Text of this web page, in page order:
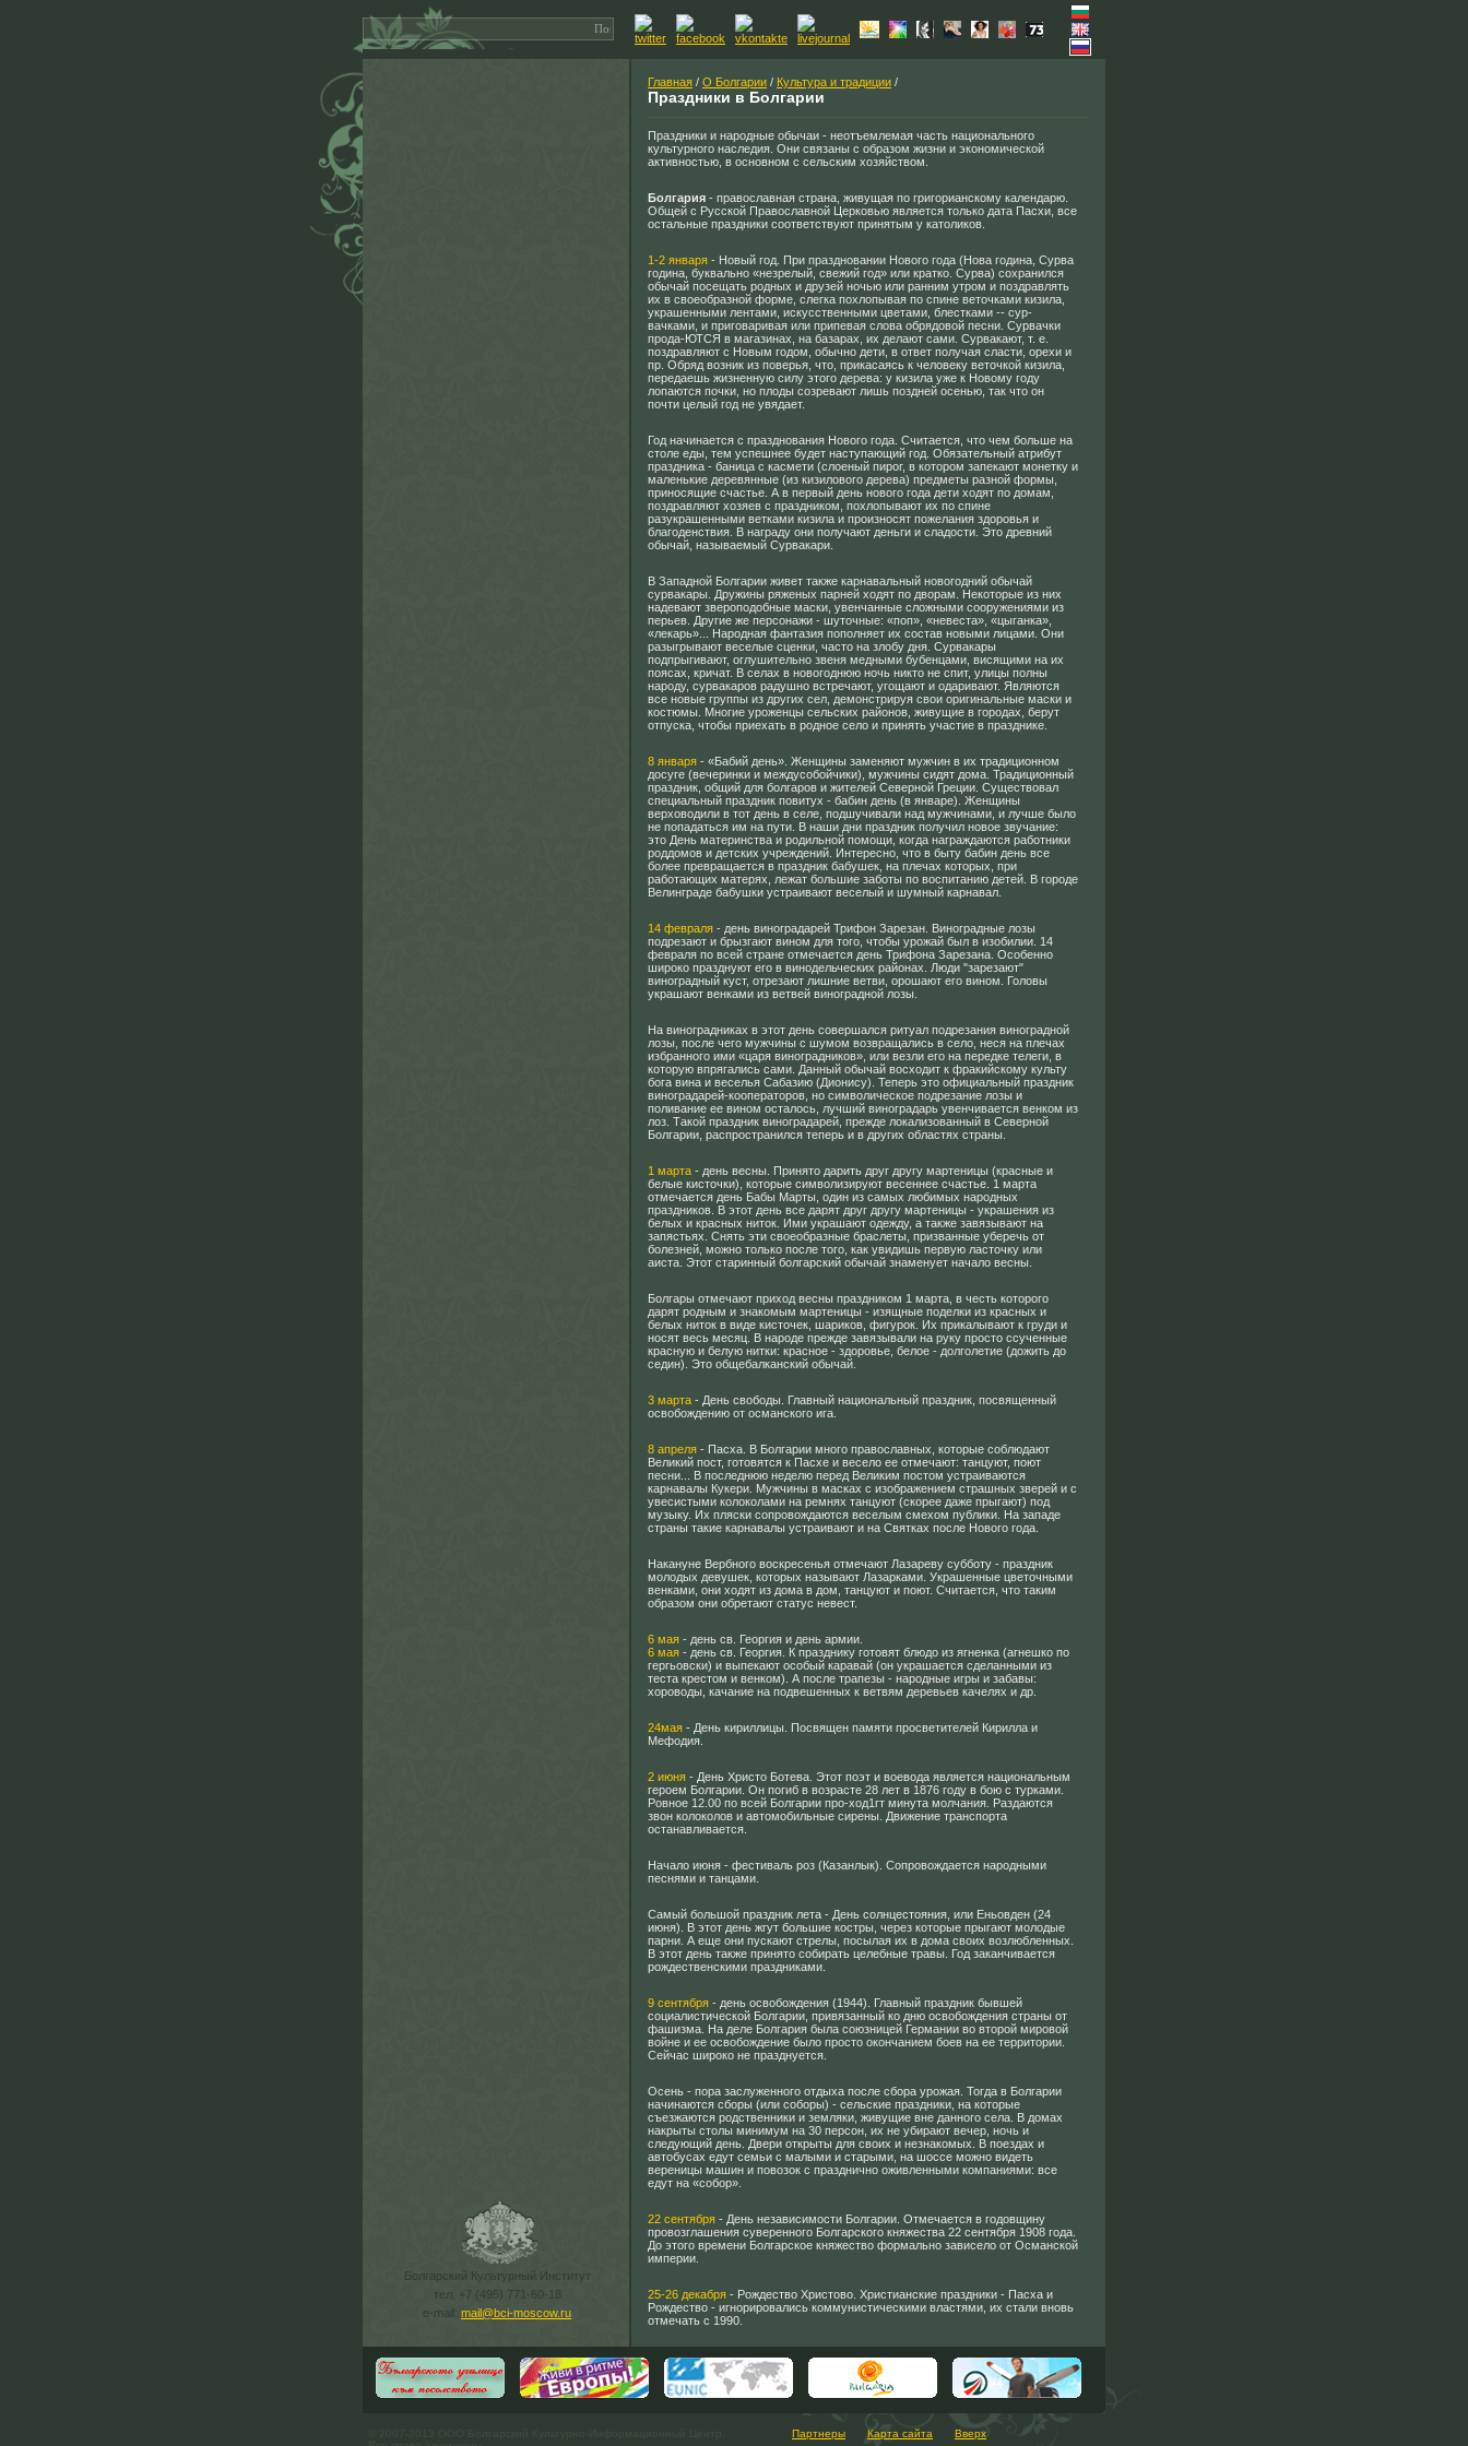
Болгарский Культурный Институт
тел. +7 (495) 771-60-18
e-mail: mail@bci-moscow.ru
Главная / О Болгарии / Культура и традиции /
Праздники в Болгарии
Праздники и народные обычаи - неотъемлемая часть национального
культурного наследия. Они связаны с образом жизни и экономической
активностью, в основном с сельским хозяйством.
Болгария - православная страна, живущая по григорианскому календарю.
Общей с Русской Православной Церковью является только дата Пасхи, все
остальные праздники соответствуют принятым у католиков.
1-2 января - Новый год. При праздновании Нового года (Нова година, Сурва
година, буквально «незрелый, свежий год» или кратко. Сурва) сохранился
обычай посещать родных и друзей ночью или ранним утром и поздравлять
их в своеобразной форме, слегка похлопывая по спине веточками кизила,
украшенными лентами, искусственными цветами, блестками -- сур-
вачками, и приговаривая или припевая слова обрядовой песни. Сурвачки
прода-ЮТСЯ в магазинах, на базарах, их делают сами. Сурвакают, т. е.
поздравляют с Новым годом, обычно дети, в ответ получая сласти, орехи и
пр. Обряд возник из поверья, что, прикасаясь к человеку веточкой кизила,
передаешь жизненную силу этого дерева: у кизила уже к Новому году
лопаются почки, но плоды созревают лишь поздней осенью, так что он
почти целый год не увядает.
Год начинается с празднования Нового года. Считается, что чем больше на
столе еды, тем успешнее будет наступающий год. Обязательный атрибут
праздника - баница с касмети (слоеный пирог, в котором запекают монетку и
маленькие деревянные (из кизилового дерева) предметы разной формы,
приносящие счастье. А в первый день нового года дети ходят по домам,
поздравляют хозяев с праздником, похлопывают их по спине
разукрашенными ветками кизила и произносят пожелания здоровья и
благоденствия. В награду они получают деньги и сладости. Это древний
обычай, называемый Сурвакари.
В Западной Болгарии живет также карнавальный новогодний обычай
сурвакары. Дружины ряженых парней ходят по дворам. Некоторые из них
надевают звероподобные маски, увенчанные сложными сооружениями из
перьев. Другие же персонажи - шуточные: «поп», «невеста», «цыганка»,
«лекарь»... Народная фантазия пополняет их состав новыми лицами. Они
разыгрывают веселые сценки, часто на злобу дня. Сурвакары
подпрыгивают, оглушительно звеня медными бубенцами, висящими на их
поясах, кричат. В селах в новогоднюю ночь никто не спит, улицы полны
народу, сурвакаров радушно встречают, угощают и одаривают. Являются
все новые группы из других сел, демонстрируя свои оригинальные маски и
костюмы. Многие уроженцы сельских районов, живущие в городах, берут
отпуска, чтобы приехать в родное село и принять участие в празднике.
8 января - «Бабий день». Женщины заменяют мужчин в их традиционном
досуге (вечеринки и междусобойчики), мужчины сидят дома. Традиционный
праздник, общий для болгаров и жителей Северной Греции. Существовал
специальный праздник повитух - бабин день (в январе). Женщины
верховодили в тот день в селе, подшучивали над мужчинами, и лучше было
не попадаться им на пути. В наши дни праздник получил новое звучание:
это День материнства и родильной помощи, когда награждаются работники
роддомов и детских учреждений. Интересно, что в быту бабин день все
более превращается в праздник бабушек, на плечах которых, при
работающих матерях, лежат большие заботы по воспитанию детей. В городе
Велинграде бабушки устраивают веселый и шумный карнавал.
14 февраля - день виноградарей Трифон Зарезан. Виноградные лозы
подрезают и брызгают вином для того, чтобы урожай был в изобилии. 14
февраля по всей стране отмечается день Трифона Зарезана. Особенно
широко празднуют его в винодельческих районах. Люди "зарезают"
виноградный куст, отрезают лишние ветви, орошают его вином. Головы
украшают венками из ветвей виноградной лозы.
На виноградниках в этот день совершался ритуал подрезания виноградной
лозы, после чего мужчины с шумом возвращались в село, неся на плечах
избранного ими «царя виноградников», или везли его на передке телеги, в
которую впрягались сами. Данный обычай восходит к фракийскому культу
бога вина и веселья Сабазию (Дионису). Теперь это официальный праздник
виноградарей-кооператоров, но символическое подрезание лозы и
поливание ее вином осталось, лучший виноградарь увенчивается венком из
лоз. Такой праздник виноградарей, прежде локализованный в Северной
Болгарии, распространился теперь и в других областях страны.
1 марта - день весны. Принято дарить друг другу мартеницы (красные и
белые кисточки), которые символизируют весеннее счастье. 1 марта
отмечается день Бабы Марты, один из самых любимых народных
праздников. В этот день все дарят друг другу мартеницы - украшения из
белых и красных ниток. Ими украшают одежду, а также завязывают на
запястьях. Снять эти своеобразные браслеты, призванные уберечь от
болезней, можно только после того, как увидишь первую ласточку или
аиста. Этот старинный болгарский обычай знаменует начало весны.
Болгары отмечают приход весны праздником 1 марта, в честь которого
дарят родным и знакомым мартеницы - изящные поделки из красных и
белых ниток в виде кисточек, шариков, фигурок. Их прикалывают к груди и
носят весь месяц. В народе прежде завязывали на руку просто ссученные
красную и белую нитки: красное - здоровье, белое - долголетие (дожить до
седин). Это общебалканский обычай.
3 марта - День свободы. Главный национальный праздник, посвященный
освобождению от османского ига.
8 апреля - Пасха. В Болгарии много православных, которые соблюдают
Великий пост, готовятся к Пасхе и весело ее отмечают: танцуют, поют
песни... В последнюю неделю перед Великим постом устраиваются
карнавалы Кукери. Мужчины в масках с изображением страшных зверей и с
увесистыми колоколами на ремнях танцуют (скорее даже прыгают) под
музыку. Их пляски сопровождаются веселым смехом публики. На западе
страны такие карнавалы устраивают и на Святках после Нового года.
Накануне Вербного воскресенья отмечают Лазареву субботу - праздник
молодых девушек, которых называют Лазарками. Украшенные цветочными
венками, они ходят из дома в дом, танцуют и поют. Считается, что таким
образом они обретают статус невест.
6 мая - день св. Георгия и день армии.
6 мая - день св. Георгия. К празднику готовят блюдо из ягненка (агнешко по
гергьовски) и выпекают особый каравай (он украшается сделанными из
теста крестом и венком). А после трапезы - народные игры и забавы:
хороводы, качание на подвешенных к ветвям деревьев качелях и др.
24мая - День кириллицы. Посвящен памяти просветителей Кирилла и
Мефодия.
2 июня - День Христо Ботева. Этот поэт и воевода является национальным
героем Болгарии. Он погиб в возрасте 28 лет в 1876 году в бою с турками.
Ровное 12.00 по всей Болгарии про-ход1гт минута молчания. Раздаются
звон колоколов и автомобильные сирены. Движение транспорта
останавливается.
Начало июня - фестиваль роз (Казанлык). Сопровождается народными
песнями и танцами.
Самый большой праздник лета - День солнцестояния, или Еньовден (24
июня). В этот день жгут большие костры, через которые прыгают молодые
парни. А еще они пускают стрелы, посылая их в дома своих возлюбленных.
В этот день также принято собирать целебные травы. Год заканчивается
рождественскими праздниками.
9 сентября - день освобождения (1944). Главный праздник бывшей
социалистической Болгарии, привязанный ко дню освобождения страны от
фашизма. На деле Болгария была союзницей Германии во второй мировой
войне и ее освобождение было просто окончанием боев на ее территории.
Сейчас широко не празднуется.
Осень - пора заслуженного отдыха после сбора урожая. Тогда в Болгарии
начинаются сборы (или соборы) - сельские праздники, на которые
съезжаются родственники и земляки, живущие вне данного села. В домах
накрыты столы минимум на 30 персон, их не убирают вечер, ночь и
следующий день. Двери открыты для своих и незнакомых. В поездах и
автобусах едут семьи с малыми и старыми, на шоссе можно видеть
вереницы машин и повозок с празднично оживленными компаниями: все
едут на «собор».
22 сентября - День независимости Болгарии. Отмечается в годовщину
провозглашения суверенного Болгарского княжества 22 сентября 1908 года.
До этого времени Болгарское княжество формально зависело от Османской
империи.
25-26 декабря - Рождество Христово. Христианские праздники - Пасха и
Рождество - игнорировались коммунистическими властями, их стали вновь
отмечать с 1990.
Партнеры Карта сайта Вверх